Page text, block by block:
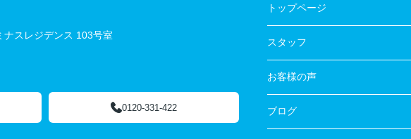
スレジデンス 103号室
0120-331-422
トップページ
スタッフ
お客様の声
ブログ